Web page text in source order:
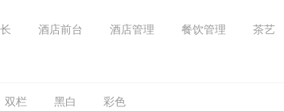
酒店前台 酒店管理 餐饮管理 茶艺
双栏 黑白 彩色